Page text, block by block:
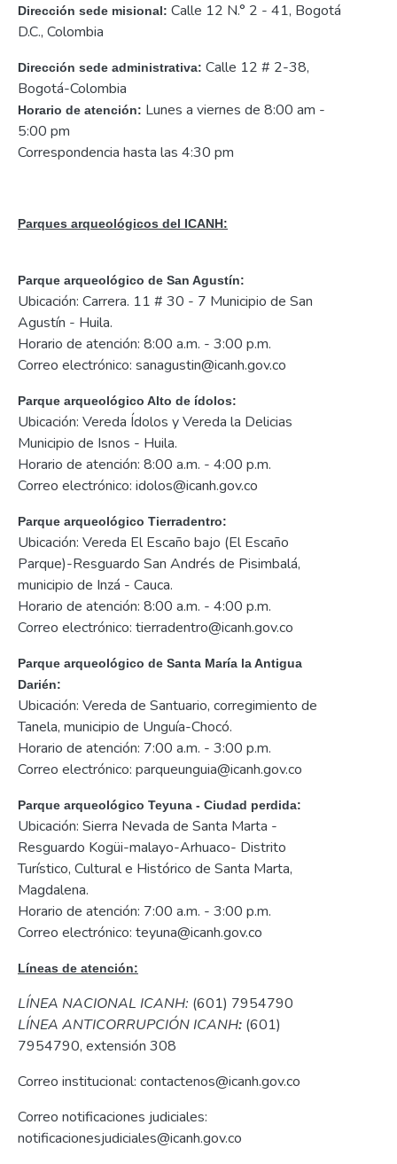
Dirección sede misional: Calle 12 N.° 2 - 41, Bogotá
D.C., Colombia
Dirección sede administrativa: Calle 12 # 2-38,
Bogotá-Colombia
Horario de atención: Lunes a viernes de 8:00 am -
5:00 pm
Correspondencia hasta las 4:30 pm
Parques arqueológicos del ICANH:
Parque arqueológico de San Agustín:
Ubicación: Carrera. 11 # 30 - 7 Municipio de San
Agustín - Huila.
Horario de atención: 8:00 a.m. - 3:00 p.m.
Correo electrónico: sanagustin@icanh.gov.co
Parque arqueológico Alto de ídolos:
Ubicación: Vereda Ídolos y Vereda la Delicias
Municipio de Isnos - Huila.
Horario de atención: 8:00 a.m. - 4:00 p.m.
Correo electrónico: idolos@icanh.gov.co
Parque arqueológico Tierradentro:
Ubicación: Vereda El Escaño bajo (El Escaño
Parque)-Resguardo San Andrés de Pisimbalá,
municipio de Inzá - Cauca.
Horario de atención: 8:00 a.m. - 4:00 p.m.
Correo electrónico: tierradentro@icanh.gov.co
Parque arqueológico de Santa María la Antigua
Darién:
Ubicación: Vereda de Santuario, corregimiento de
Tanela, municipio de Unguía-Chocó.
Horario de atención: 7:00 a.m. - 3:00 p.m.
Correo electrónico: parqueunguia@icanh.gov.co
Parque arqueológico Teyuna - Ciudad perdida:
Ubicación: Sierra Nevada de Santa Marta -
Resguardo Kogüi-malayo-Arhuaco- Distrito
Turístico, Cultural e Histórico de Santa Marta,
Magdalena.
Horario de atención: 7:00 a.m. - 3:00 p.m.
Correo electrónico: teyuna@icanh.gov.co
Líneas de atención:
LÍNEA NACIONAL ICANH: (601) 7954790
LÍNEA ANTICORRUPCIÓN ICANH: (601)
7954790, extensión 308
Correo institucional: contactenos@icanh.gov.co
Correo notificaciones judiciales:
notificacionesjudiciales@icanh.gov.co